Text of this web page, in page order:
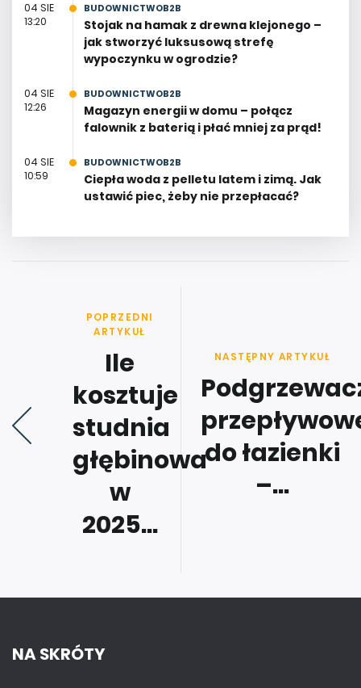
04 SIE
13:20
BUDOWNICTWOB2B
Stojak na hamak z drewna klejonego –
jak stworzyć luksusową strefę
wypoczynku w ogrodzie?
04 SIE
12:26
BUDOWNICTWOB2B
Magazyn energii w domu – połącz
falownik z baterią i płać mniej za prąd!
04 SIE
10:59
BUDOWNICTWOB2B
Ciepła woda z pelletu latem i zimą. Jak
ustawić piec, żeby nie przepłacać?
POPRZEDNI
ARTYKUŁ
Ile
kosztuje
studnia
głębinowa
w
2025...
NASTĘPNY ARTYKUŁ
do łazienki
–...
NA SKRÓTY